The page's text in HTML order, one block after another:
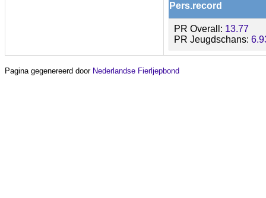
Pers.record
PR Overall: 13.77
PR Jeugdschans:
Pagina gegenereerd door Nederlandse Fierljepbond